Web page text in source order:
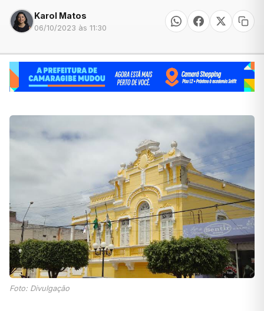
Karol Matos
06/10/2023 às 11:30
Foto: Divulgação